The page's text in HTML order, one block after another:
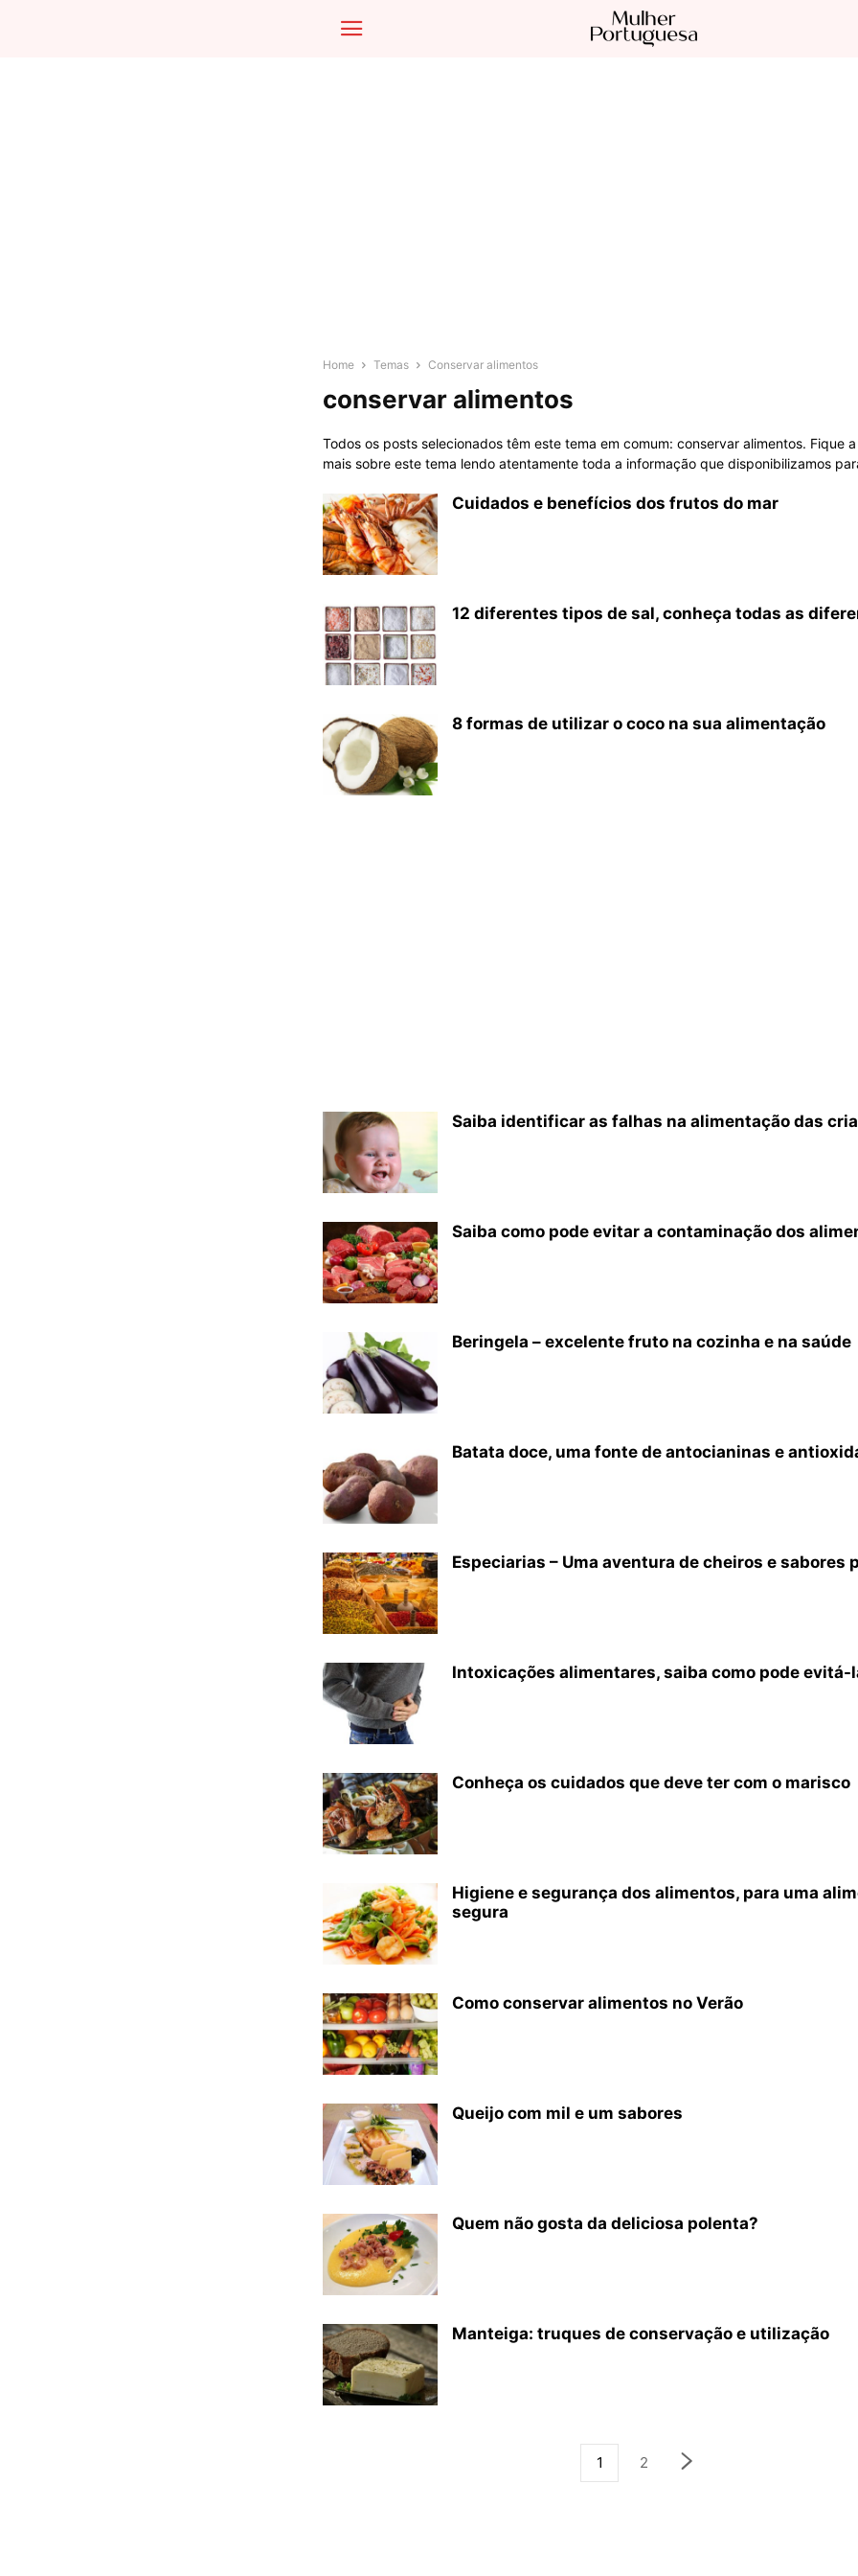
Home Temas Conservar alimentos
conservar alimentos
Todos os posts selecionados têm este tema em comum: conservar alimentos. Fique
mais sobre este tema lendo atentamente toda a informação que disponibilizamos
Cuidados e benefícios dos frutos do mar
12 diferentes tipos de sal, conheça todas as
8 formas de utilizar o coco na sua alimentação
Saiba identificar as falhas na alimentação das
Saiba como pode evitar a contaminação dos
Beringela – excelente fruto na cozinha e na saúde
Batata doce, uma fonte de antocianinas e
Especiarias – Uma aventura de cheiros e sabores
Intoxicações alimentares, saiba como pode evitá-
Conheça os cuidados que deve ter com o marisco
Higiene e segurança dos alimentos, para uma
segura
Como conservar alimentos no Verão
Queijo com mil e um sabores
Quem não gosta da deliciosa polenta?
Manteiga: truques de conservação e utilização
1 2